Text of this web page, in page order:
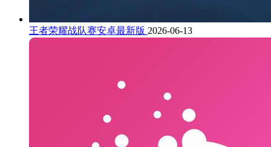
王者荣耀战队赛安卓最新版 2026-06-13